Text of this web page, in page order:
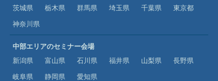
茨城県
栃木県 群馬県 埼玉県 千葉県
東京都
神奈川県
中部エリアのセミナー会場
新潟県
富山県 石川県 福井県 山梨県
長野県
岐阜県
静岡県 愛知県